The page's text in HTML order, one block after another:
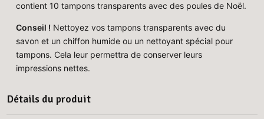
contient 10 tampons transparents avec des poules de Noël.
Conseil ! Nettoyez vos tampons transparents avec du
savon et un chiffon humide ou un nettoyant spécial pour
tampons. Cela leur permettra de conserver leurs
impressions nettes.
Détails du produit